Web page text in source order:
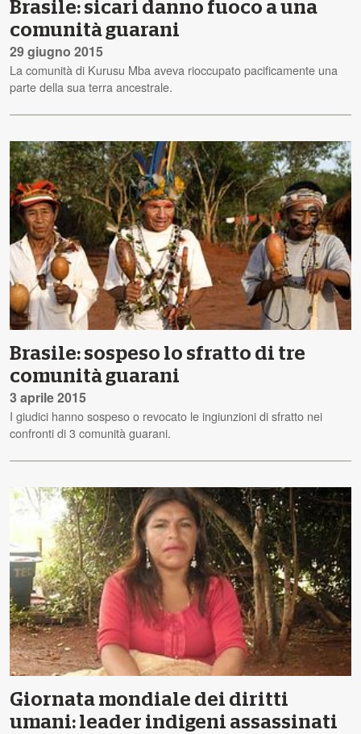
Brasile: sicari danno fuoco a una
comunità guarani
29 giugno 2015
La comunità di Kurusu Mba aveva rioccupato pacificamente una
parte della sua terra ancestrale.
Brasile: sospeso lo sfratto di tre
comunità guarani
3 aprile 2015
I giudici hanno sospeso o revocato le ingiunzioni di sfratto nei
confronti di 3 comunità guarani.
Giornata mondiale dei diritti
umani: leader indigeni assassinati